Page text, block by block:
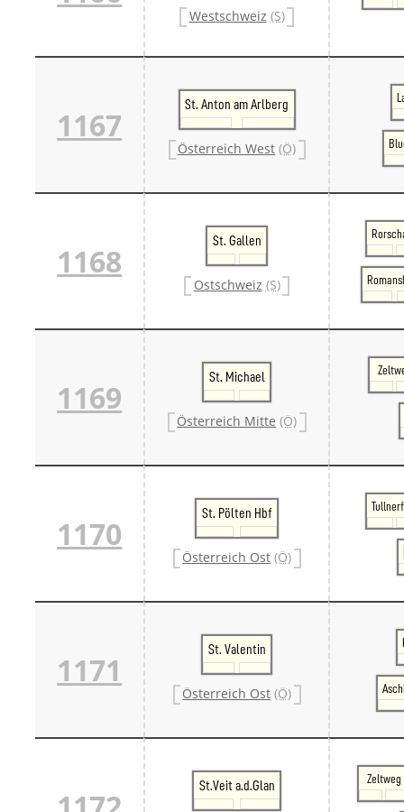
Westschweiz (S)
1167
St. Anton am Arlberg
Österreich West (Ö)
1168
St. Gallen
Ostschweiz (S)
1169
St. Michael
Österreich Mitte (Ö)
1170
St. Pölten Hbf
Österreich Ost (Ö)
1171
St. Valentin
Österreich Ost (Ö)
St.Veit a.d.Glan Zeltweg